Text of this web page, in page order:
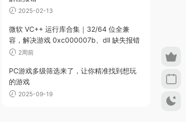
2025-02-13
微软 VC++ 运行库合集｜32/64 位全兼
容，解决游戏 0xc000007b、dll 缺失报错
2周前
PC游戏多级筛选来了，让你精准找到想玩
的游戏
2025-09-19